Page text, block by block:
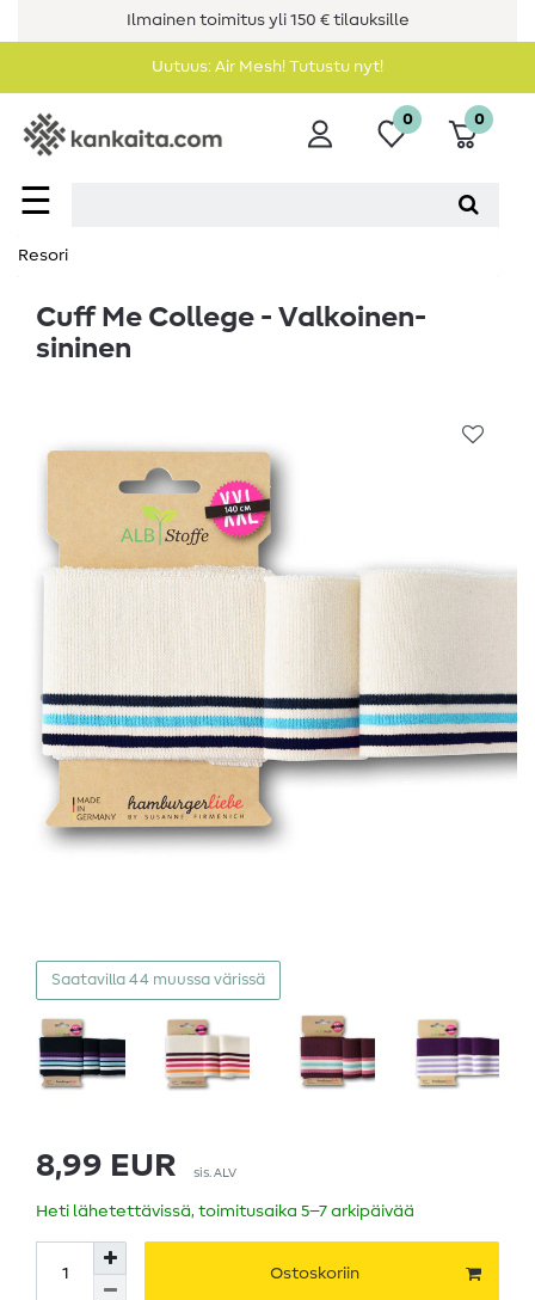
Ilmainen toimitus yli 150 € tilauksille
Uutuus: Air Mesh! Tutustu nyt!
☰
0 0
Resori
Cuff Me College - Valkoinen-
sininen
Saatavilla 44 muussa värissä
8,99 EUR sis. ALV
Heti lähetettävissä, toimitusaika 5–7 arkipäivää
Ostoskoriin